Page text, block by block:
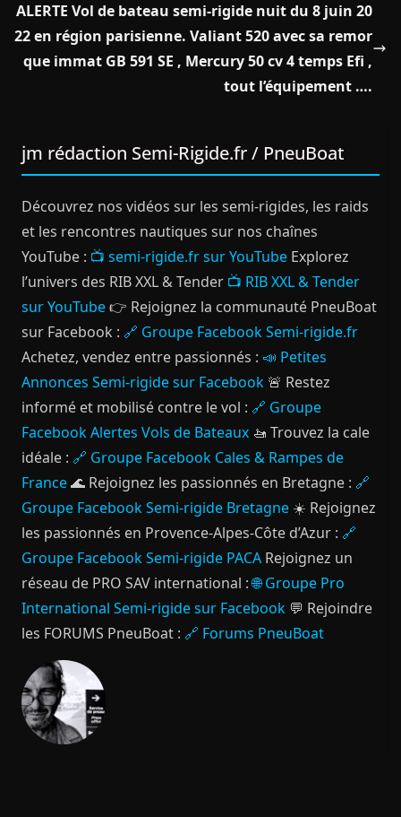
ALERTE Vol de bateau semi-rigide nuit du 8 juin 20
22 en région parisienne. Valiant 520 avec sa remor
que immat GB 591 SE , Mercury 50 cv 4 temps Efi ,
tout l’équipement ….
jm rédaction Semi-Rigide.fr / PneuBoat
Découvrez nos vidéos sur les semi-rigides, les raids
et les rencontres nautiques sur nos chaînes
YouTube : 📺 semi-rigide.fr sur YouTube Explorez
l’univers des RIB XXL & Tender 📺 RIB XXL & Tender
sur YouTube👉 Rejoignez la communauté PneuBoat
sur Facebook : 🔗 Groupe Facebook Semi-rigide.fr
Achetez, vendez entre passionnés : 📣 Petites
Annonces Semi-rigide sur Facebook 🚨 Restez
informé et mobilisé contre le vol : 🔗 Groupe
Facebook Alertes Vols de Bateaux 🚤 Trouvez la cale
idéale : 🔗 Groupe Facebook Cales & Rampes de
France🌊 Rejoignez les passionnés en Bretagne : 🔗
Groupe Facebook Semi-rigide Bretagne ☀️ Rejoignez
les passionnés en Provence-Alpes-Côte d’Azur : 🔗
Groupe Facebook Semi-rigide PACA Rejoignez un
réseau de PRO SAV international :🌐 Groupe Pro
International Semi-rigide sur Facebook 💬 Rejoindre
les FORUMS PneuBoat : 🔗 Forums PneuBoat